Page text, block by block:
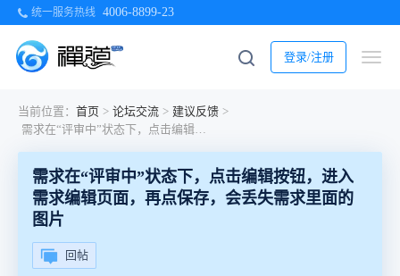
统一服务热线 4006-8899-23
登录/注册
当前位置： 首页 > 论坛交流 > 建议反馈 >
需求在“评审中”状态下，点击编辑按钮，进入需求编辑页面，再点保存，会丢失需求里面的图片
需求在“评审中”状态下，点击编辑按钮，进入
需求编辑页面，再点保存，会丢失需求里面的
图片
回帖